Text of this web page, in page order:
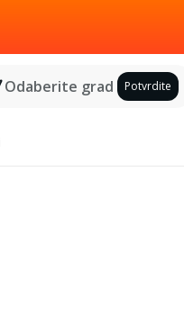
Odaberite grad Potvrdite